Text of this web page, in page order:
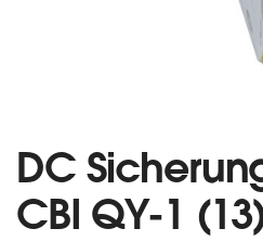
DC
CBI QY-1